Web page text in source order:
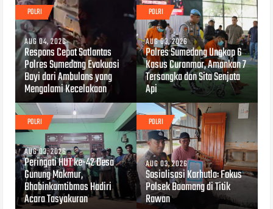
POLRI
AUG 04, 2026
Respons Cepat Satlantas
Polres Sumedang Evakuasi
Bayi dari Ambulans yang
Mengalami Kecelakaan
POLRI
AUG 03, 2026
Polres Sumedang Ungkap 6
Kasus Curanmor, Amankan 7
Tersangka dan Sita Senjata
Api
POLRI
AUG 03, 2026
Peringati HUT ke-42 Desa
Gunung Makmur,
Bhabinkamtibmas Hadiri
Acara Tasyakuran
POLRI
AUG 03, 2026
Sosialisasi Karhutla: Fokus
Polsek Baamang di Titik
Rawan